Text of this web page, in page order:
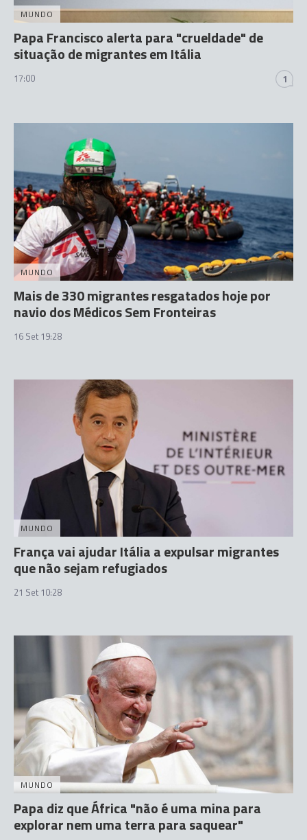
MUNDO
Papa Francisco alerta para "crueldade" de
situação de migrantes em Itália
17:00 1
MUNDO
Mais de 330 migrantes resgatados hoje por
navio dos Médicos Sem Fronteiras
16 Set 19:28
MUNDO
França vai ajudar Itália a expulsar migrantes
que não sejam refugiados
21 Set 10:28
MUNDO
Papa diz que África "não é uma mina para
explorar nem uma terra para saquear"